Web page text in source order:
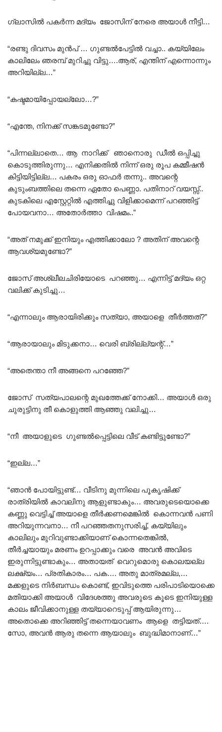
ഗ്ലാസിൽ പകർന്ന മദ്യം ജോസിന് നേരെ അയാൾ നീട്ടി…
“രണ്ടു ദിവസം മുൻപ് … ഗുണ്ടൽപേട്ടിൽ വച്ചാ.. കയ്യിലേം
കാലിലേം ഞരമ്പ് മുറിച്ചു വിട്ടു….ആര്, എന്തിന് എന്നൊന്നും
അറിയില്ല…”
“കഷ്ടമായിപ്പോയല്ലോ…?”
“എന്തേ, നിനക്ക് സങ്കടമുണ്ടോ?”
“പിന്നല്ലാതെ… ആ നാറിക്ക് ഞാനൊരു ഡീൽ ഒപ്പിച്ചു
കൊടുത്തിരുന്നു… എനിക്കതിൽ നിന്ന് ഒരു രൂപ കമ്മീഷൻ
കിട്ടിയിട്ടില്ല… പകരം ഒരു ഓഫർ തന്നു.. അവന്റെ
കുടുംബത്തിലെ തന്നെ ഏതോ പെണ്ണാ. പതിനാറ് വയസ്സ്..
കുടകിലെ എസ്റ്റേറ്റിൽ എത്തിച്ചു വിളിക്കാമെന്ന് പറഞ്ഞിട്ട്
പോയവനാ… അതോർത്താ വിഷമം..”
“അത് നമുക്ക് ഇനിയും എത്തിക്കാലോ ? അതിന് അവന്റെ
ആവശ്യമുണ്ടോ?”
ജോസ് അശ്ലീലചിരിയോടെ പറഞ്ഞു… എന്നിട്ട് മദ്യം ഒറ്റ
വലിക്ക് കുടിച്ചു…
“എന്നാലും ആരായിരിക്കും സത്യാ, അയാളെ തീർത്തത്?”
“ആരായാലും മിടുക്കനാ… വെരി ബ്രില്ല്യന്റ്…”
“അതെന്താ നീ അങ്ങനെ പറഞ്ഞേ?”
ജോസ് സത്യപാലന്റെ മുഖത്തേക്ക് നോക്കി… അയാൾ ഒരു
ചുരുട്ടിനു തീ കൊളുത്തി ആഞ്ഞു വലിച്ചു…
“നീ അയാളുടെ ഗുണ്ടൽപ്പെട്ടിലെ വീട് കണ്ടിട്ടുണ്ടോ?”
“ഇല്ല…”
“ഞാൻ പോയിട്ടുണ്ട്… വീടിനു മുന്നിലെ പൂകൃഷിക്ക്
രാത്രിയിൽ കാവലിനു ആളുണ്ടാകും… അവരുടെയൊക്കെ
കണ്ണു വെട്ടിച്ച് അയാളെ തീർക്കണമെങ്കിൽ കൊന്നവൻ പണി
അറിയുന്നവനാ… നീ പറഞ്ഞതനുസരിച്ച്, കയ്യിലും
കാലിലും മുറിവുണ്ടാക്കിയാണ് കൊന്നതെങ്കിൽ,
തീർച്ചയായും മരണം ഉറപ്പാക്കും വരെ അവൻ അവിടെ
ഇരുന്നിട്ടുണ്ടാകും… അതായത് വെറുമൊരു കൊലയല്ല
ലക്ഷ്യം… പ്രതികാരം… പക…. അതു മാത്രമല്ല,…
മക്കളുടെ നിർബന്ധം കൊണ്ട്, ഇവിടുത്തെ പരിപാടിയൊക്കെ
മതിയാക്കി അയാൾ വിദേശത്തു അവരുടെ കൂടെ ഇനിയുള്ള
കാലം ജീവിക്കാനുള്ള തയ്യാറെടുപ്പ് ആയിരുന്നു…
അതൊക്കെ അറിഞ്ഞിട്ട് തന്നെയാവണം ആളെ തട്ടിയത്….
സോ, അവൻ ആരു തന്നെ ആയാലും ബുദ്ധിമാനാണ്…”